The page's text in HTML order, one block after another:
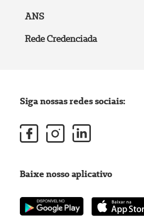
ANS
Rede Credenciada
Siga nossas redes sociais:
Baixe nosso aplicativo